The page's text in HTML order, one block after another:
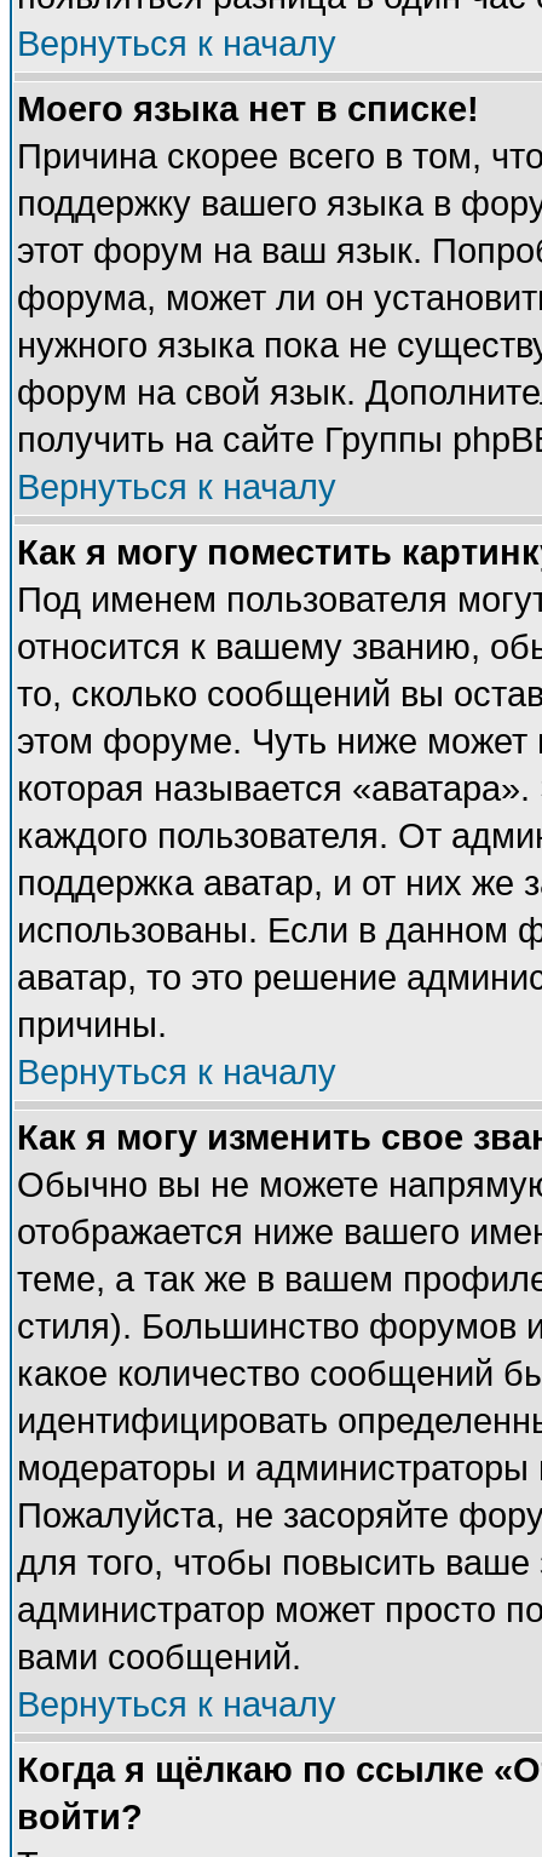
Вернуться к началу
Моего языка нет в списке!
Причина скорее всего в том,
поддержку вашего языка в
этот форум на ваш язык.
форума, может ли он
нужного языка пока не
форум на свой язык.
получить на сайте Группы
Вернуться к началу
Как я могу поместить
Под именем пользователя
относится к вашему званию,
то, сколько сообщений вы
этом форуме. Чуть ниже может
которая называется
каждого пользователя. От
поддержка аватар, и от них же
использованы. Если в данном
аватар, то это решение
причины.
Вернуться к началу
Как я могу изменить свое
Обычно вы не можете
отображается ниже вашего
теме, а так же в вашем
стиля). Большинство форумов
какое количество сообщений
идентифицировать
модераторы и администраторы
Пожалуйста, не засоряйте
для того, чтобы повысить
администратор может просто
вами сообщений.
Вернуться к началу
Когда я щёлкаю по ссылке
войти?